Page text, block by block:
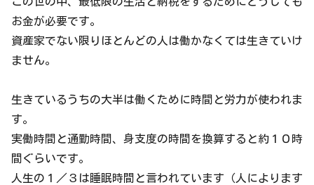
お金が必要です。
資産家でない限りほとんどの人は働かなくては生きていけ
ません。
生きているうちの大半は働くために時間と労力が使われま
す。
実働時間と通勤時間、身支度の時間を換算すると約１０時
間ぐらいです。
人生の１／３は睡眠時間と言われています（人によります